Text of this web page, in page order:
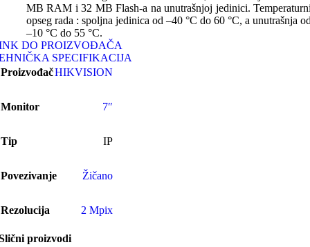
MB RAM i 32 MB Flash-a na unutrašnjoj jedinici.
opseg rada : spoljna jedinica od –40 °C do 60 °C, a unutrašnja
–10 °C do 55 °C.
DO PROIZVOĐAČA
SPECIFIKACIJA
ProizvođačHIKVISION
Monitor 7″
Tip IP
Povezivanje Žičano
Rezolucija 2 Mpix
proizvodi